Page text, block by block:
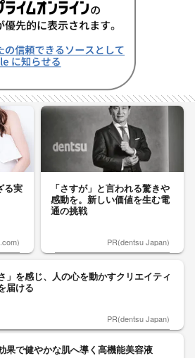
る実
「さすが」と言われる驚きや
感動を。新しい価値を生む電
通の挑戦
PR(dentsu Japan)
」を感じ、人の心を動かすクリエイティ
届ける
PR(dentsu Japan)
果で健やかな肌へ導く高機能美容液